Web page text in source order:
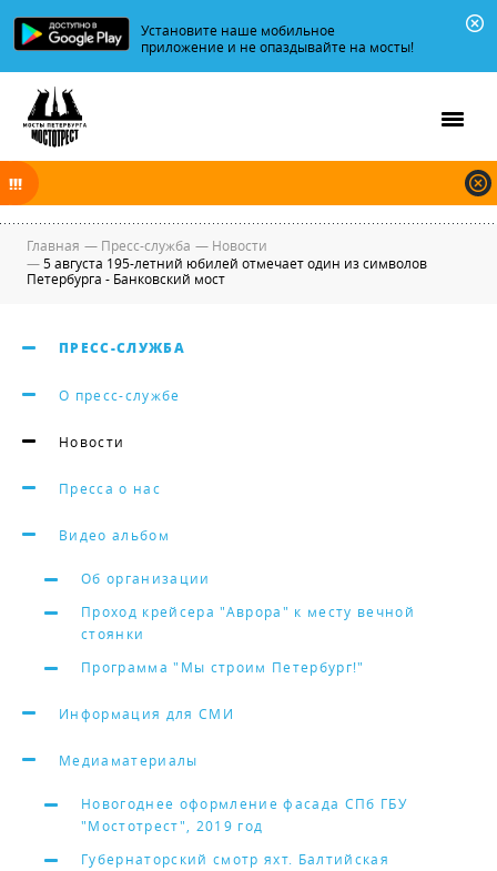
Установите наше мобильное
приложение и не опаздывайте на мосты!
разводятся по графику.
Главная — Пресс-служба — Новости
—5 августа 195-летний юбилей отмечает один из символов
Петербурга - Банковский мост
ПРЕСС-СЛУЖБА
О пресс-службе
Новости
Пресса о нас
Видео альбом
Об организации
Проход крейсера "Аврора" к месту вечной
стоянки
Программа "Мы строим Петербург!"
Информация для СМИ
Медиаматериалы
Новогоднее оформление фасада СПб ГБУ
"Мостотрест", 2019 год
Губернаторский смотр яхт. Балтийская